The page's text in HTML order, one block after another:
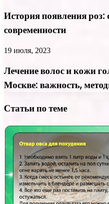
История появления роз:
современности
19 июля, 2023
Лечение волос и кожи
Москве: важность,
Статьи по теме